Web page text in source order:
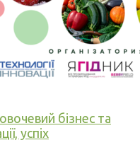
бізнес та
успіх